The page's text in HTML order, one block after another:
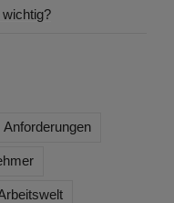
Anforderungen